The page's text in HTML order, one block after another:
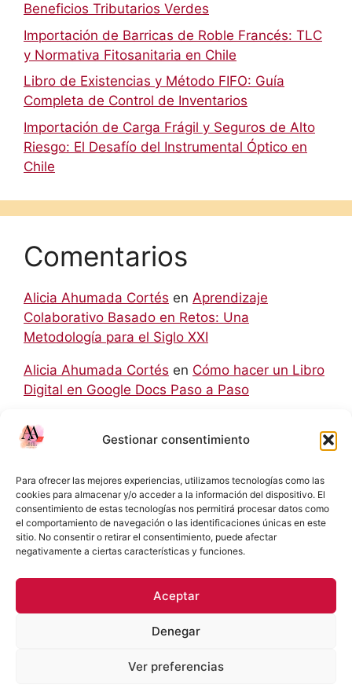
Gestionar consentimiento
Para ofrecer las mejores experiencias, utilizamos tecnologías como las
cookies para almacenar y/o acceder a la información del dispositivo. El
consentimiento de estas tecnologías nos permitirá procesar datos como
el comportamiento de navegación o las identificaciones únicas en este
sitio. No consentir o retirar el consentimiento, puede afectar
negativamente a ciertas características y funciones.
Aceptar
Denegar
Ver preferencias
Beneficios Tributarios Verdes
Importación de Barricas de Roble Francés: TLC
y Normativa Fitosanitaria en Chile
Libro de Existencias y Método FIFO: Guía
Completa de Control de Inventarios
Importación de Carga Frágil y Seguros de Alto
Riesgo: El Desafío del Instrumental Óptico en
Chile
Comentarios
Alicia Ahumada Cortés en Aprendizaje
Colaborativo Basado en Retos: Una
Metodología para el Siglo XXI
Alicia Ahumada Cortés en Cómo hacer un Libro
Digital en Google Docs Paso a Paso
hello world
en Retos: Una Metodología para el Siglo XXI
RodolfoenCómo hacer un Libro Digital en
Google Docs Paso a Paso
Eliecer Campos CárdenasenDiferencias y
Relaciones entre las NIC y las NIIF: Una Guía
Política de cookies (UE)